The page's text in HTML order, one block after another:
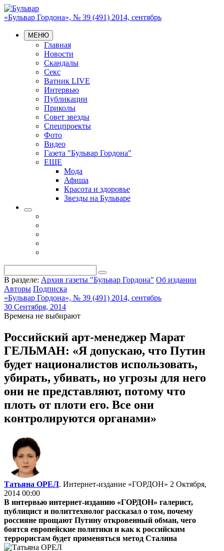
«Бульвар Гордона», № 39 (491) 2014, сентябрь
МЕНЮ
Главная
Новости
Скандалы
Секс
Ватник LIVE
Интервью
Публикации
Приколы
Совет звезды
Спецпроекты
Фото
Видео
Газета "Бульвар Гордона"
ЕЩЕ
Мода
Афиша
Красота и здоровье
Звезды на Бульваре
В разделе: Архив газеты "Бульвар Гордона" Об издании
Авторы Подписка
«Бульвар Гордона», № 39 (491) 2014, сентябрь
30 Сентября, 2014
Времена не выбирают
Российский арт-менеджер Марат
ГЕЛЬМАН: «Я допускаю, что Путин
будет националистов использовать,
убирать, убивать, но угрозы для него
они не представляют, потому что
плоть от плоти его. Все они
контролируются органами»
Татьяна ОРЕЛ. Интернет-издание «ГОРДОН» 2 Октября,
2014 00:00
В интервью интернет-изданию «ГОРДОН» галерист,
публицист и политтехнолог рассказал о том, почему
россияне прощают Путину откровенный обман, чего
боятся европейские политики и как к российским
террористам будет применяться метод Сталина